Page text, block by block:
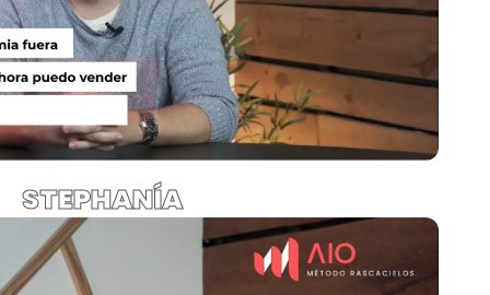
STEPHANÍA